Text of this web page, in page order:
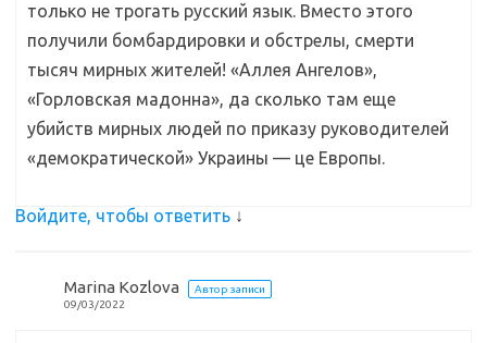
только не трогать русский язык. Вместо этого
получили бомбардировки и обстрелы, смерти
тысяч мирных жителей! «Аллея Ангелов»,
«Горловская мадонна», да сколько там еще
убийств мирных людей по приказу руководителей
«демократической» Украины — це Европы.
Войдите, чтобы ответить ↓
Marina Kozlova
Автор записи
09/03/2022